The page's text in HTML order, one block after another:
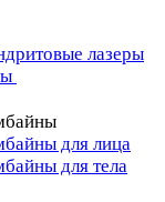
лазеры
для лица
для тела